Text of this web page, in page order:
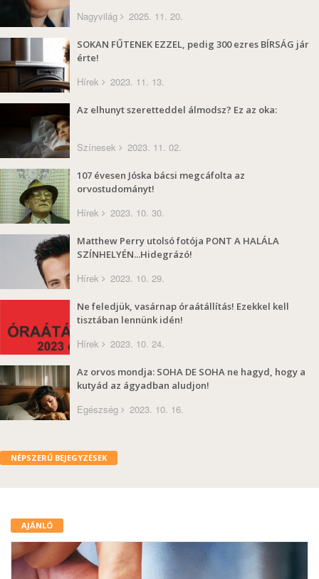
Nagyvilág 2025. 11. 20.
SOKAN FŰTENEK EZZEL, pedig 300 ezres BÍRSÁG jár
érte!
Hírek 2023. 11. 13.
Az elhunyt szeretteddel álmodsz? Ez az oka:
Színesek 2023. 11. 02.
107 évesen Jóska bácsi megcáfolta az
orvostudományt!
Hírek 2023. 10. 30.
Matthew Perry utolsó fotója PONT A HALÁLA
SZÍNHELYÉN...Hidegrázó!
Hírek 2023. 10. 29.
Ne feledjük, vasárnap óraátállítás! Ezekkel kell
tisztában lennünk idén!
Hírek 2023. 10. 24.
Az orvos mondja: SOHA DE SOHA ne hagyd, hogy a
kutyád az ágyadban aludjon!
Egészség 2023. 10. 16.
NÉPSZERŰ BEJEGYZÉSEK
AJÁNLÓ